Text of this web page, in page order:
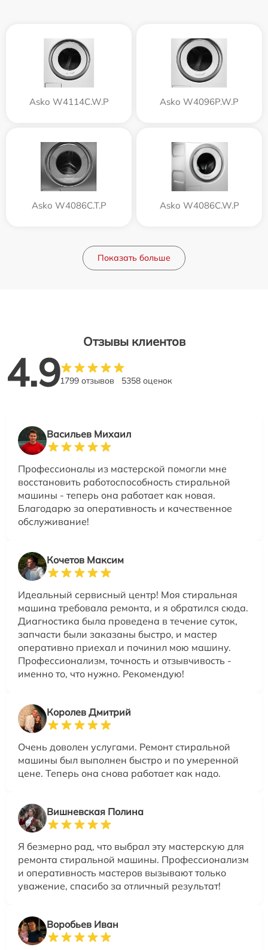
Asko W4114C.W.P Asko W4096P.W.P
Asko W4086C.T.P Asko W4086C.W.P
Показать больше
Отзывы клиентов
4.91799 отзывов 5358 оценок
Васильев Михаил
Профессионалы из мастерской помогли мне
восстановить работоспособность стиральной
машины - теперь она работает как новая.
Благодарю за оперативность и качественное
обслуживание!
Кочетов Максим
Идеальный сервисный центр! Моя стиральная
машина требовала ремонта, и я обратился сюда.
Диагностика была проведена в течение суток,
запчасти были заказаны быстро, и мастер
оперативно приехал и починил мою машину.
Профессионализм, точность и отзывчивость -
именно то, что нужно. Рекомендую!
Королев Дмитрий
Очень доволен услугами. Ремонт стиральной
машины был выполнен быстро и по умеренной
цене. Теперь она снова работает как надо.
Вишневская Полина
Я безмерно рад, что выбрал эту мастерскую для
ремонта стиральной машины. Профессионализм
и оперативность мастеров вызывают только
уважение, спасибо за отличный результат!
Воробьев Иван